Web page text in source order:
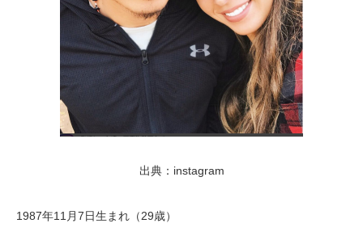
出典：instagram
1987年11月7日生まれ（29歳）